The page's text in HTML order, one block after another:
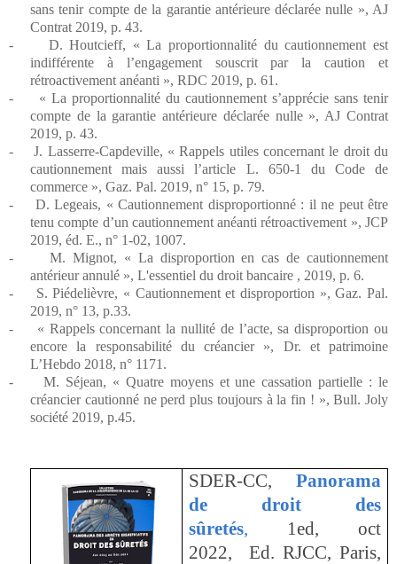
sans tenir compte de la garantie antérieure déclarée nulle », AJ
Contrat 2019, p. 43.
-
D. Houtcieff, « La proportionnalité du cautionnement est
indifférente à l’engagement souscrit par la caution et
rétroactivement anéanti », RDC 2019, p. 61.
-
« La proportionnalité du cautionnement s’apprécie sans tenir
compte de la garantie antérieure déclarée nulle », AJ Contrat
2019, p. 43.
-
J. Lasserre-Capdeville, « Rappels utiles concernant le droit du
cautionnement mais aussi l’article L. 650-1 du Code de
commerce », Gaz. Pal. 2019, n° 15, p. 79.
-
D. Legeais, « Cautionnement disproportionné : il ne peut être
tenu compte d’un cautionnement anéanti rétroactivement », JCP
2019, éd. E., n° 1-02, 1007.
-
M. Mignot, « La disproportion en cas de cautionnement
antérieur annulé », L'essentiel du droit bancaire , 2019, p. 6.
-
S. Piédelièvre, « Cautionnement et disproportion », Gaz. Pal.
2019, n° 13, p.33.
-
« Rappels concernant la nullité de l’acte, sa disproportion ou
encore la responsabilité du créancier », Dr. et patrimoine
L’Hebdo 2018, n° 1171.
-
M. Séjean, « Quatre moyens et une cassation partielle : le
créancier cautionné ne perd plus toujours à la fin ! », Bull. Joly
société 2019, p.45.
SDER-CC, Panorama
de droit des
sûretés, 1ed, oct
2022, Ed. RJCC, Paris,